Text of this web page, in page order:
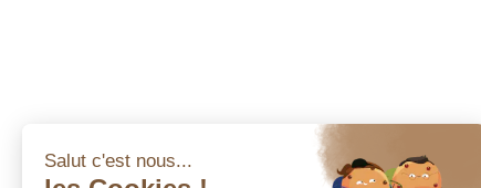
Nos expertises